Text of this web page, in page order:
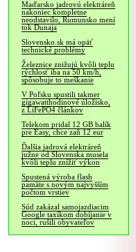
Maďarsko jadrovú elektráreň
nakoniec kompletne
neodstavilo, Rumunsko mení
tok Dunaja
Slovensko.sk má opäť
technické problémy
Železnice znižujú kvôli teplu
rýchlosť iba na 50 km/h,
spôsobuje to meškanie
V Poľsku spustili takmer
gigawatthodinové úložisko,
z LiFePO4 článkov
Telekom pridal 12 GB balík
pre Easy, chce zaň 12 eur
Ďalšia jadrová elektráreň
južne od Slovenska musela
kvôli teplu znížiť výkon
Spustená výroba flash
pamäte s novým najvyšším
počtom vrstiev
Súd zakázal samojazdiacim
Google taxíkom dobíjanie v
noci, rušili obyvateľov